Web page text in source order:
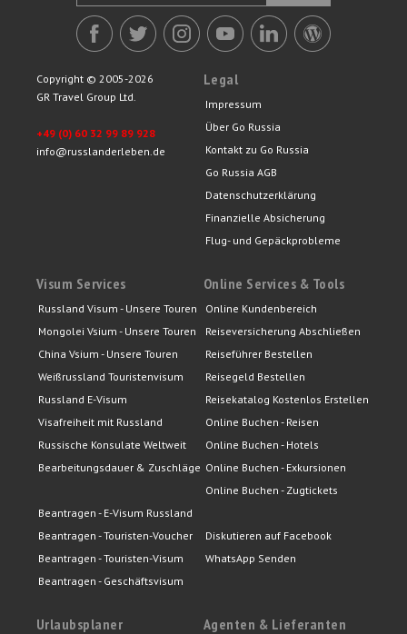
Copyright © 2005-2026
GR Travel Group Ltd.
+49 (0) 60 32 99 89 928
info@russlanderleben.de
Legal
Impressum
Über Go Russia
Kontakt zu Go Russia
Go Russia AGB
Datenschutzerklärung
Finanzielle Absicherung
Flug- und Gepäckprobleme
Visum Services
Russland Visum - Unsere Touren
Mongolei Vsium - Unsere Touren
China Vsium - Unsere Touren
Weißrussland Touristenvisum
Russland E-Visum
Visafreiheit mit Russland
Russische Konsulate Weltweit
Bearbeitungsdauer & Zuschläge
Beantragen - E-Visum Russland
Beantragen - Touristen-Voucher
Beantragen - Touristen-Visum
Beantragen - Geschäftsvisum
Online Services & Tools
Online Kundenbereich
Reiseversicherung Abschließen
Reiseführer Bestellen
Reisegeld Bestellen
Reisekatalog Kostenlos Erstellen
Online Buchen - Reisen
Online Buchen - Hotels
Online Buchen - Exkursionen
Online Buchen - Zugtickets
Diskutieren auf Facebook
WhatsApp Senden
Urlaubsplaner Agenten & Lieferanten